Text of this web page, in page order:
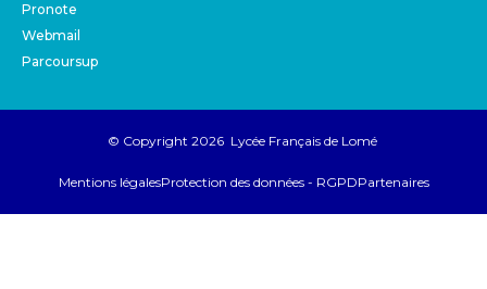
Pronote
Webmail
Parcoursup
© Copyright 2026 Lycée Français de Lomé
Mentions légalesProtection des données - RGPDPartenaires